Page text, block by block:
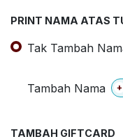
PRINT NAMA ATAS
Tak Tambah
Tambah Nama +
TAMBAH GIFTCARD